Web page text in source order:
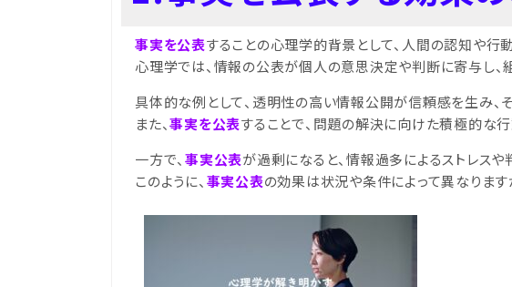
事実を公表することの心理学的背景として、人間の認知や行
心理学では、情報の公表が個人の意思決定や判断に寄与し
具体的な例として、透明性の高い情報公開が信頼感を生み、
また、事実を公表することで、問題の解決に向けた積極的な
一方で、 事実公表が過剰になると、情報過多によるストレス
このように、 事実公表の効果は状況や条件によって異なりま